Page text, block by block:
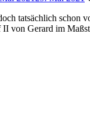
tatsächlich schon
von Gerard im